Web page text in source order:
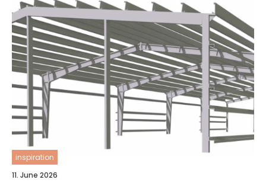
inspiration
11. June 2026